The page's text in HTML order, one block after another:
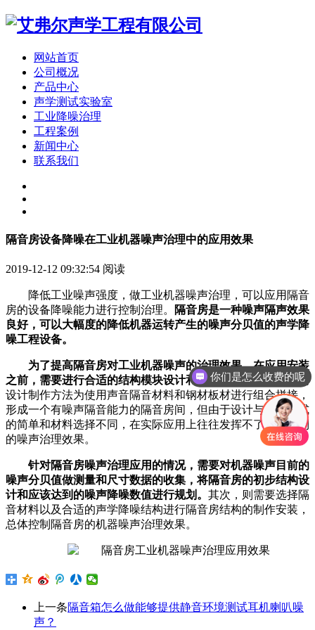
网站首页
公司概况
产品中心
声学测试实验室
工业降噪治理
工程案例
新闻中心
联系我们
隔音房设备降噪在工业机器噪声治理中的应用效果
2019-12-12 09:32:54 阅读
降低工业噪声强度，做工业机器噪声治理，可以应用隔音
房的设备降噪能力进行控制治理。
隔音房是一种噪声隔声效果
良好，可以大幅度的降低机器运转产生的噪声分贝值的声学降
噪工程设备。
为了提高隔音房对工业机器噪声的治理效果，在应用安装
之前，需要进行合适的结构模块设计和部件制作。较为通用的
设计制作方法为使用声音隔音材料和钢材板材进行组合拼接，
形成一个有噪声隔音能力的隔音房间，但由于设计与制作方式
的简单和材料选择不同，在实际应用上往往发挥不了应该达到
的噪声治理效果。
针对隔音房噪声治理应用的情况，需要对机器噪声目前的
噪声分贝值做测量和尺寸数据的收集，将隔音房的初步结构设
计和应该达到的噪声降噪数值进行规划。 其次，则需要选择隔
音材料以及合适的声学降噪结构进行隔音房结构的制作安装，
总体控制隔音房的机器噪声治理效果。
上一条隔音箱怎么做能够提供静音环境测试耳机喇叭噪
声？
你们是怎么收费的呢